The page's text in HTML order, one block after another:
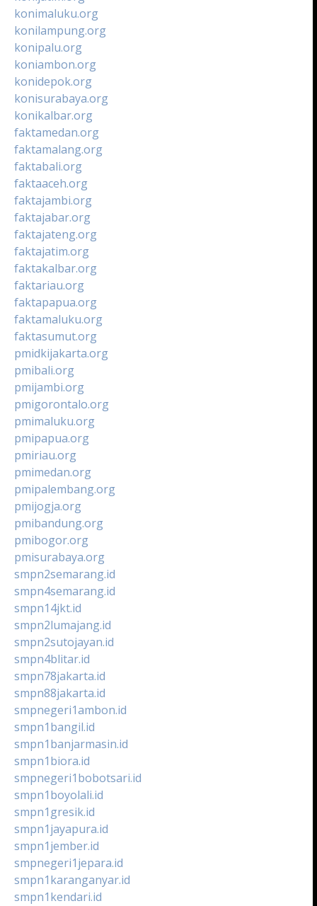
konimaluku.org
konilampung.org
konipalu.org
koniambon.org
konidepok.org
konisurabaya.org
konikalbar.org
faktamedan.org
faktamalang.org
faktabali.org
faktaaceh.org
faktajambi.org
faktajabar.org
faktajateng.org
faktajatim.org
faktakalbar.org
faktariau.org
faktapapua.org
faktamaluku.org
faktasumut.org
pmidkijakarta.org
pmibali.org
pmijambi.org
pmigorontalo.org
pmimaluku.org
pmipapua.org
pmiriau.org
pmimedan.org
pmipalembang.org
pmijogja.org
pmibandung.org
pmibogor.org
pmisurabaya.org
smpn2semarang.id
smpn4semarang.id
smpn14jkt.id
smpn2lumajang.id
smpn2sutojayan.id
smpn4blitar.id
smpn78jakarta.id
smpn88jakarta.id
smpnegeri1ambon.id
smpn1bangil.id
smpn1banjarmasin.id
smpn1biora.id
smpnegeri1bobotsari.id
smpn1boyolali.id
smpn1gresik.id
smpn1jayapura.id
smpn1jember.id
smpnegeri1jepara.id
smpn1karanganyar.id
smpn1kendari.id